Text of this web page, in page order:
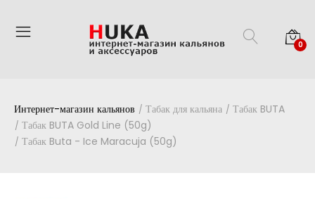
0
Интернет-магазин кальянов Табак для кальяна
Табак BUTA
Табак BUTA Gold Line (50g)
Табак Buta - Ice Maracuja (50g)